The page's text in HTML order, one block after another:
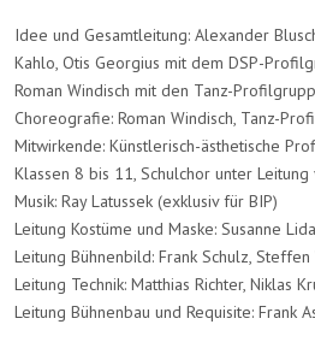
Idee und Gesamtleitung: Alexander
Kahlo, Otis Georgius mit dem DSP-
Roman Windisch mit den Tanz-
Choreografie: Roman Windisch, Tanz-
Mitwirkende: Künstlerisch-ästhetische
Klassen 8 bis 11, Schulchor unter
Musik: Ray Latussek (exklusiv für BIP)
Leitung Kostüme und Maske: Susanne
Leitung Bühnenbild: Frank Schulz, Steffen
Leitung Technik: Matthias Richter, Niklas
Leitung Bühnenbau und Requisite: Frank